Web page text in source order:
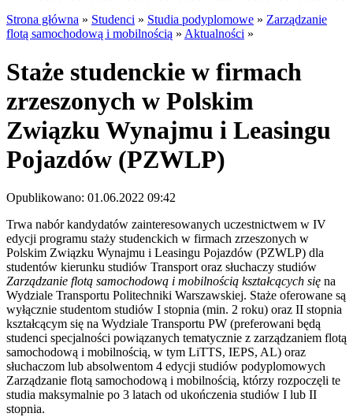
Strona główna » Studenci » Studia podyplomowe » Zarządzanie
flotą samochodową i mobilnością » Aktualności »
Staże studenckie w firmach
zrzeszonych w Polskim
Związku Wynajmu i Leasingu
Pojazdów (PZWLP)
Opublikowano: 01.06.2022 09:42
Trwa nabór kandydatów zainteresowanych uczestnictwem w IV
edycji programu staży studenckich w firmach zrzeszonych w
Polskim Związku Wynajmu i Leasingu Pojazdów (PZWLP) dla
studentów kierunku studiów Transport oraz słuchaczy studiów
Zarządzanie flotą samochodową i mobilnością kształcących się na
Wydziale Transportu Politechniki Warszawskiej. Staże oferowane są
wyłącznie studentom studiów I stopnia (min. 2 roku) oraz II stopnia
kształcącym się na Wydziale Transportu PW (preferowani będą
studenci specjalności powiązanych tematycznie z zarządzaniem flotą
samochodową i mobilnością, w tym LiTTS, IEPS, AL) oraz
słuchaczom lub absolwentom 4 edycji studiów podyplomowych
Zarządzanie flotą samochodową i mobilnością, którzy rozpoczęli te
studia maksymalnie po 3 latach od ukończenia studiów I lub II
stopnia.